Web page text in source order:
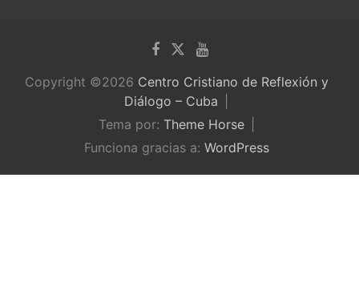
Copyright ©2026 Centro Cristiano de Reflexión y
Diálogo – Cuba
Tema por: Theme Horse
Funciona gracias a: WordPress